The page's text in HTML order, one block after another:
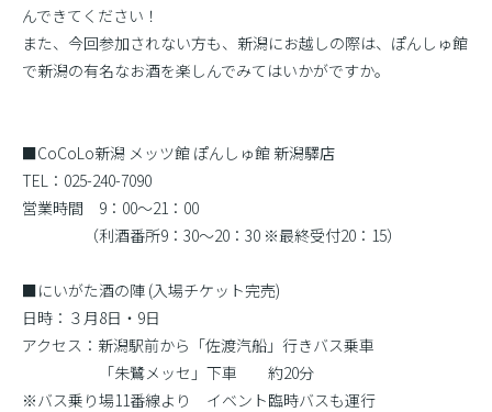
んできてください！
また、今回参加されない方も、新潟にお越しの際は、ぽんしゅ館
で新潟の有名なお酒を楽しんでみてはいかがですか。
■CoCoLo新潟 メッツ館 ぽんしゅ館 新潟驛店
TEL：025-240-7090
営業時間 9：00〜21：00
（利酒番所9：30〜20：30 ※最終受付20：15）
■にいがた酒の陣 (入場チケット完売)
日時：３月8日・9日
アクセス：新潟駅前から「佐渡汽船」行きバス乗車
「朱鷺メッセ」下車 約20分
※バス乗り場11番線より イベント臨時バスも運行